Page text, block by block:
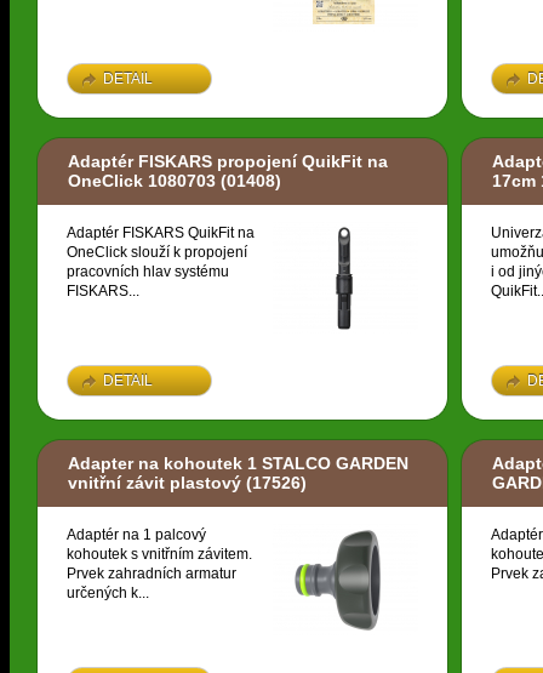
DETAIL
Adaptér FISKARS propojení QuikFit na
OneClick 1080703 (01408)
Adaptér FISKARS QuikFit na
OneClick slouží k propojení
pracovních hlav systému
FISKARS...
DETAIL
17cm
i od
Adapter na kohoutek 1 STALCO GARDEN
vnitřní závit plastový (17526)
Adaptér na 1 palcový
kohoutek s vnitřním závitem.
Prvek zahradních armatur
určených k...
Prvek